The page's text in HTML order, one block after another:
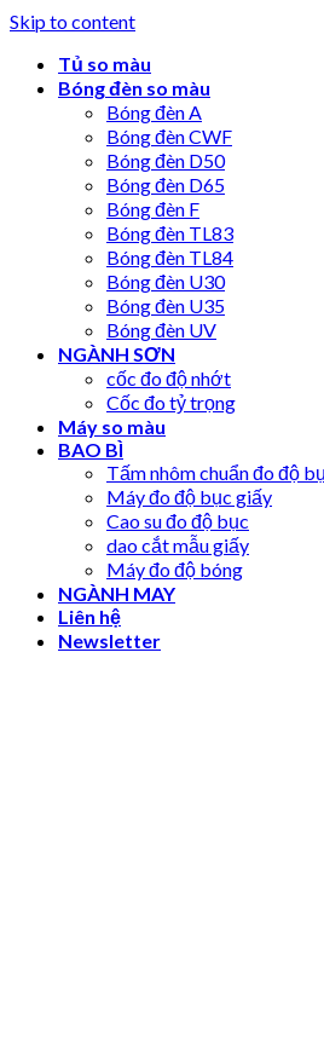
Skip to content
Tủ so màu
Bóng đèn so màu
Bóng đèn A
Bóng đèn CWF
Bóng đèn D50
Bóng đèn D65
Bóng đèn F
Bóng đèn TL83
Bóng đèn TL84
Bóng đèn U30
Bóng đèn U35
Bóng đèn UV
NGÀNH SƠN
cốc đo độ nhớt
Cốc đo tỷ trọng
Máy so màu
BAO BÌ
Tấm nhôm chuẩn đo độ
Máy đo độ bục giấy
Cao su đo độ bục
dao cắt mẫu giấy
Máy đo độ bóng
NGÀNH MAY
Liên hệ
Newsletter